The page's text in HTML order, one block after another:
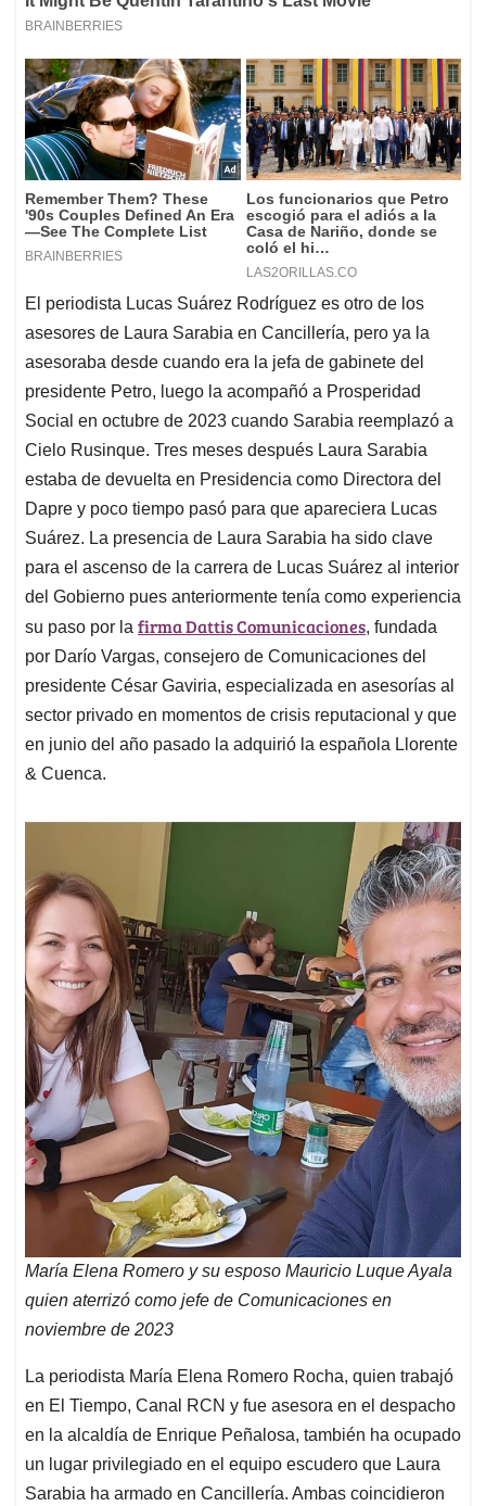
El periodista Lucas Suárez Rodríguez es otro de los
asesores de Laura Sarabia en Cancillería, pero ya la
asesoraba desde cuando era la jefa de gabinete del
presidente Petro, luego la acompañó a Prosperidad
Social en octubre de 2023 cuando Sarabia reemplazó a
Cielo Rusinque. Tres meses después Laura Sarabia
estaba de devuelta en Presidencia como Directora del
Dapre y poco tiempo pasó para que apareciera Lucas
Suárez. La presencia de Laura Sarabia ha sido clave
para el ascenso de la carrera de Lucas Suárez al interior
del Gobierno pues anteriormente tenía como experiencia
su paso por la firma Dattis Comunicaciones, fundada
por Darío Vargas, consejero de Comunicaciones del
presidente César Gaviria, especializada en asesorías al
sector privado en momentos de crisis reputacional y que
en junio del año pasado la adquirió la española Llorente
& Cuenca.
María Elena Romero y su esposo Mauricio Luque Ayala
quien aterrizó como jefe de Comunicaciones en
noviembre de 2023
La periodista María Elena Romero Rocha, quien trabajó
en El Tiempo, Canal RCN y fue asesora en el despacho
en la alcaldía de Enrique Peñalosa, también ha ocupado
un lugar privilegiado en el equipo escudero que Laura
Sarabia ha armado en Cancillería. Ambas coincidieron